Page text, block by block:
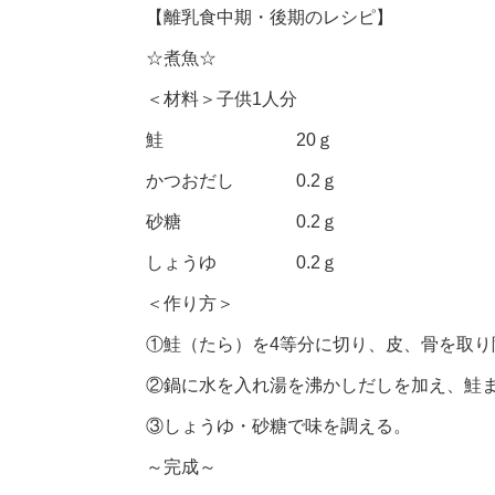
【離乳食中期・後期のレシピ】
☆煮魚☆
＜材料＞子供1人分
鮭 20ｇ
かつおだし 0.2ｇ
砂糖 0.2ｇ
しょうゆ 0.2ｇ
＜作り方＞
①鮭（たら）を4等分に切り、皮、骨を取り
②鍋に水を入れ湯を沸かしだしを加え、鮭
③しょうゆ・砂糖で味を調える。
～完成～